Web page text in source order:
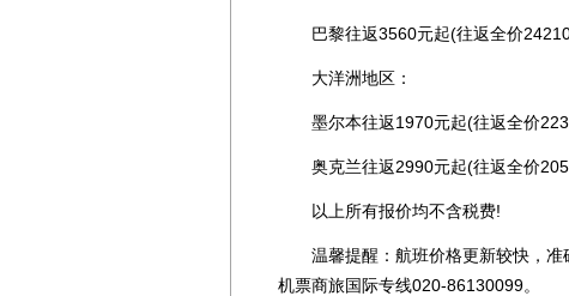
巴黎往返3560元起(往返全价
大洋洲地区：
墨尔本往返1970元起(往返全价
奥克兰往返2990元起(往返全价
以上所有报价均不含税费!
温馨提醒：航班价格更新较快，准
机票商旅国际专线020-86130099。